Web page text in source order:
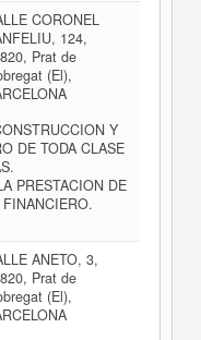
CORONEL
124,
Prat de
(El),
Y
DE TODA CLASE
PRESTACION DE
ANETO, 3,
Prat de
(El),